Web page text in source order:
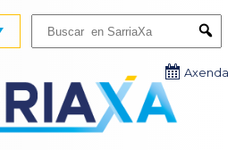
Axenda